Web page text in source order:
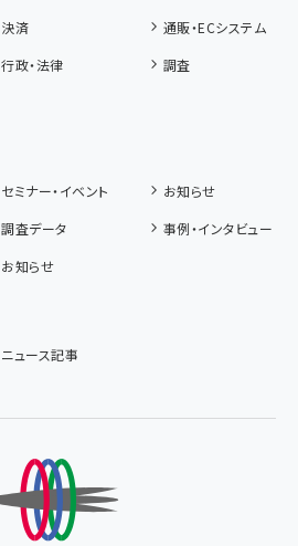
決済
通販・ECシステム
行政・法律
調査
セミナー・イベント
お知らせ
調査データ
事例・インタビュー
お知らせ
ニュース記事